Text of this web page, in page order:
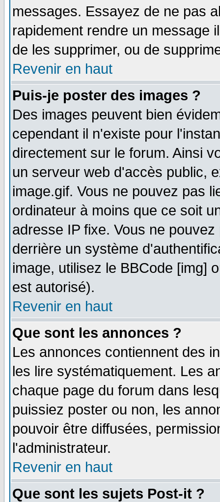
messages. Essayez de ne pas
rapidement rendre un message
de les supprimer, ou de
Revenir en haut
Puis-je poster des images ?
Des images peuvent bien
cependant il n'existe pour
directement sur le forum. Ainsi
un serveur web d'accès public,
image.gif. Vous ne pouvez pas
ordinateur à moins que ce soit
adresse IP fixe. Vous ne
derrière un système
image, utilisez le BBCode [img]
est autorisé).
Revenir en haut
Que sont les annonces ?
Les annonces contiennent des
les lire systématiquement. Les
chaque page du forum dans
puissiez poster ou non, les
pouvoir être diffusées,
l'administrateur.
Revenir en haut
Que sont les sujets Post-it ?